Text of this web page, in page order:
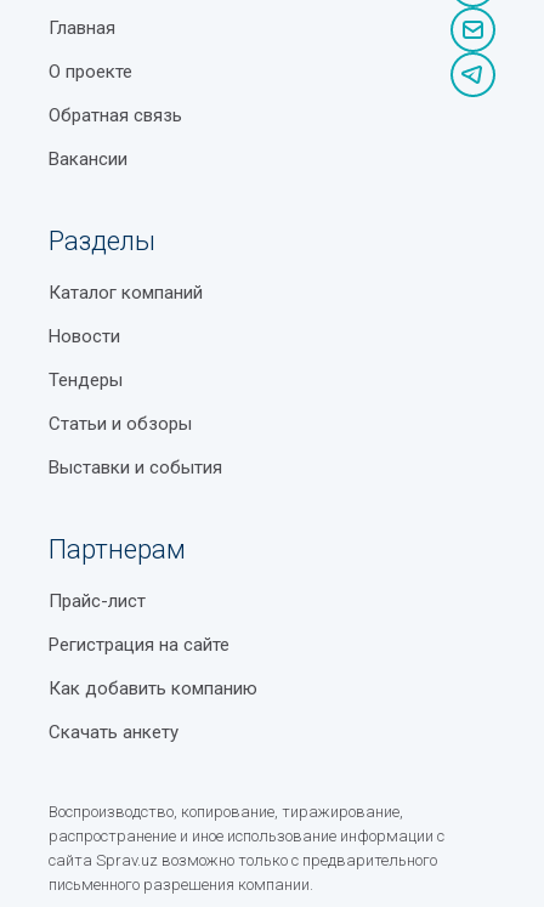
Главная
О проекте
Обратная связь
Вакансии
Разделы
Каталог компаний
Новости
Тендеры
Статьи и обзоры
Выставки и события
Партнерам
Прайс-лист
Регистрация на сайте
Как добавить компанию
Скачать анкету
Воспроизводство, копирование, тиражирование,
распространение и иное использование информации с
сайта Sprav.uz возможно только с предварительного
письменного разрешения компании.